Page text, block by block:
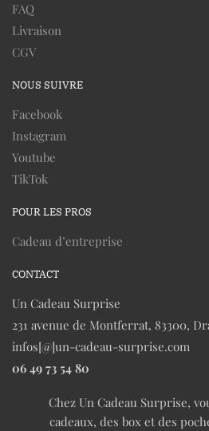
FAQ
Livraison
CGV
NOUS SUIVRE
Facebook
Instagram
Youtube
TikTok
POUR LES PROS
Cadeau d’entreprise
CONTACT
Un Cadeau Surprise
231 avenue de Montferrat, 83300,
infos[@]un-cadeau-surprise.com
06 49 73 54 80
Chez Un Cadeau Surprise,
cadeaux, des box et des